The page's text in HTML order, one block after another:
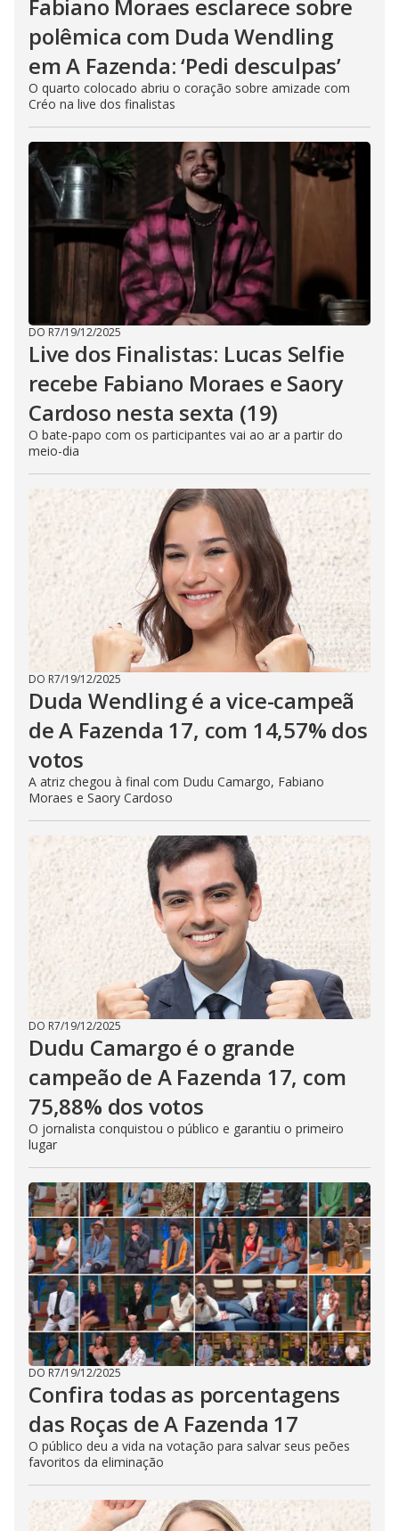
Fabiano Moraes esclarece sobre
polêmica com Duda Wendling
em A Fazenda: ‘Pedi desculpas’
O quarto colocado abriu o coração sobre amizade com
Créo na live dos finalistas
DO R7/19/12/2025
Live dos Finalistas: Lucas Selfie
recebe Fabiano Moraes e Saory
Cardoso nesta sexta (19)
O bate-papo com os participantes vai ao ar a partir do
meio-dia
DO R7/19/12/2025
Duda Wendling é a vice-campeã
de A Fazenda 17, com 14,57% dos
votos
A atriz chegou à final com Dudu Camargo, Fabiano
Moraes e Saory Cardoso
DO R7/19/12/2025
Dudu Camargo é o grande
campeão de A Fazenda 17, com
75,88% dos votos
O jornalista conquistou o público e garantiu o primeiro
lugar
DO R7/19/12/2025
Confira todas as porcentagens
das Roças de A Fazenda 17
O público deu a vida na votação para salvar seus peões
favoritos da eliminação